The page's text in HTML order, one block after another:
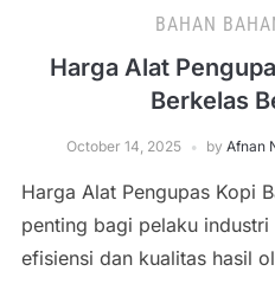
BAHAN
Harga Alat
Berkelas
October 14, 2025 by Afnan
Harga Alat Pengupas Kopi
penting bagi pelaku
efisiensi dan kualitas hasil